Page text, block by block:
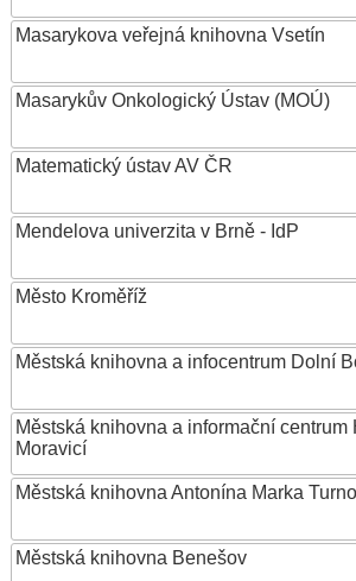
Masarykova veřejná knihovna Vsetín
Masarykův Onkologický Ústav (MOÚ)
Matematický ústav AV ČR
Mendelova univerzita v Brně - IdP
Město Kroměříž
Městská knihovna a infocentrum Dolní
Městská knihovna a informační centrum
Moravicí
Městská knihovna Antonína Marka
Městská knihovna Benešov